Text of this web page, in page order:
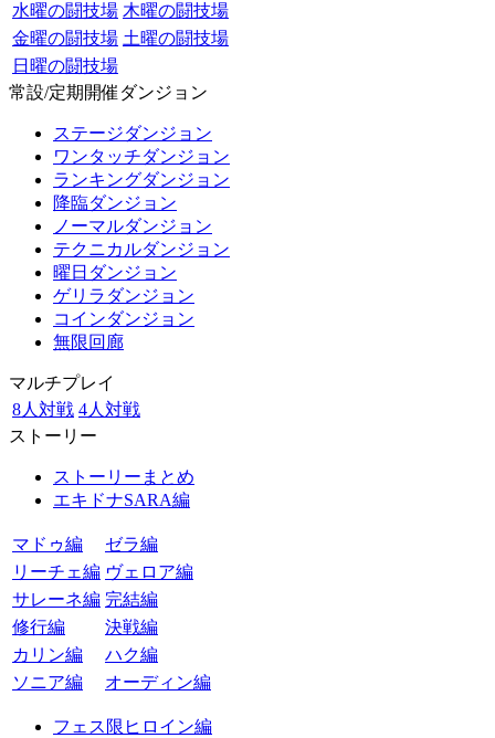
水曜の闘技場 木曜の闘技場
金曜の闘技場 土曜の闘技場
日曜の闘技場
常設/定期開催ダンジョン
ステージダンジョン
ワンタッチダンジョン
ランキングダンジョン
降臨ダンジョン
ノーマルダンジョン
テクニカルダンジョン
曜日ダンジョン
ゲリラダンジョン
コインダンジョン
無限回廊
マルチプレイ
8人対戦 4人対戦
ストーリー
ストーリーまとめ
エキドナSARA編
マドゥ編
ゼラ編
リーチェ編 ヴェロア編
サレーネ編 完結編
修行編
決戦編
カリン編
ハク編
ソニア編
オーディン編
フェス限ヒロイン編